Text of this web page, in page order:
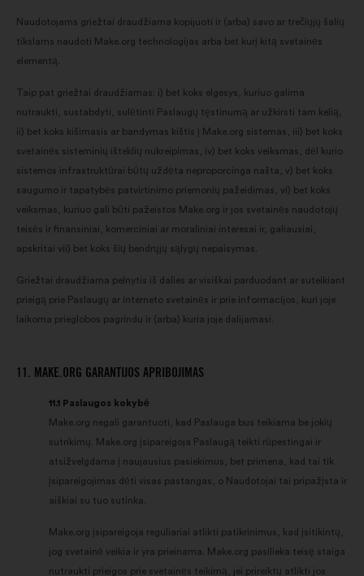
Naudotojams griežtai draudžiama kopijuoti ir (arba) savo ar trečiųjų šalių
tikslams naudoti Make.org technologijas arba bet kurį kitą svetainės
elementą.
Taip pat griežtai draudžiamas: i) bet koks elgesys, kuriuo galima
nutraukti, sustabdyti, sulėtinti Paslaugų tęstinumą ar užkirsti tam kelią,
ii) bet koks kišimasis ar bandymas kištis į Make.org sistemas, iii) bet koks
svetainės sisteminių išteklių nukreipimas, iv) bet koks veiksmas, dėl kurio
sistemos infrastruktūrai būtų uždėta neproporcinga našta, v) bet koks
saugumo ir tapatybės patvirtinimo priemonių pažeidimas, vi) bet koks
veiksmas, kuriuo gali būti pažeistos Make.org ir jos svetainės naudotojų
teisės ir finansiniai, komerciniai ar moraliniai interesai ir, galiausiai,
apskritai vii) bet koks šių bendrųjų sąlygų nepaisymas.
Griežtai draudžiama pelnytis iš dalies ar visiškai parduodant ar suteikiant
prieigą prie Paslaugų ar interneto svetainės ir prie informacijos, kuri joje
laikoma prieglobos pagrindu ir (arba) kuria joje dalijamasi.
11. MAKE.ORG GARANTIJOS APRIBOJIMAS
11.1 Paslaugos kokybė
Make.org negali garantuoti, kad Paslauga bus teikiama be jokių
sutrikimų. Make.org įsipareigoja Paslaugą teikti rūpestingai ir
atsižvelgdama į naujausius pasiekimus, bet primena, kad tai tik
įsipareigojimas dėti visas pastangas, o Naudotojai tai pripažįsta ir
aiškiai su tuo sutinka.
Make.org įsipareigoja reguliariai atlikti patikrinimus, kad įsitikintų,
jog svetainė veikia ir yra prieinama. Make.org pasilieka teisę staiga
nutraukti prieigos prie svetainės teikimą, jei prireiktų atlikti jos